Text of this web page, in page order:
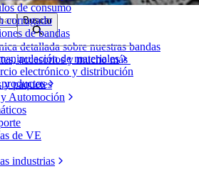
detallada sobre nuestras bandas
accesorios y mucho más
de consumo
corrugado
de bandas
de materiales
electrónico y distribución
y paquetes
Automoción
de VE
industrias
Buscar